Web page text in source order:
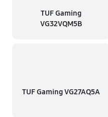
TUF Gaming
VG32VQM5B
TUF Gaming VG27AQ5A